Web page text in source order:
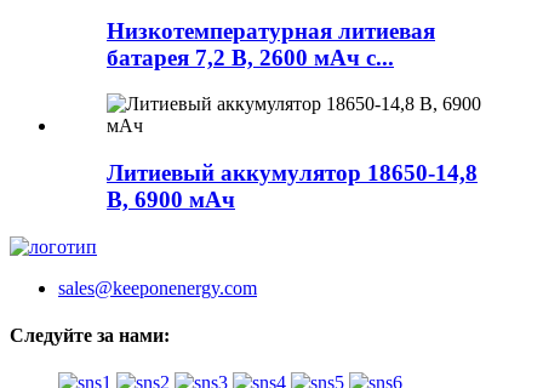
Низкотемпературная литиевая
батарея 7,2 В, 2600 мАч с...
Литиевый аккумулятор 18650-14,8
В, 6900 мАч
sales@keeponenergy.com
Следуйте за нами: